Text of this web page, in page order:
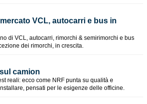
VCL, autocarri e bus in
di VCL, autocarri, rimorchi & semirimorchi e bus
dei rimorchi, in crescita.
camion
reali: ecco come NRF punta su qualità e
pensati per le esigenze delle officine.